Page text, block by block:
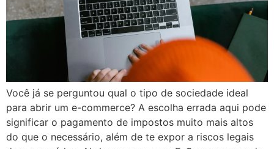
Você já se perguntou qual o tipo de sociedade ideal
para abrir um e-commerce? A escolha errada aqui pode
significar o pagamento de impostos muito mais altos
do que o necessário, além de te expor a riscos legais